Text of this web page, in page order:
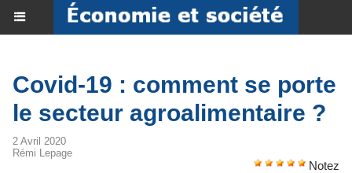
Covid-19 : comment se porte
le secteur agroalimentaire ?
2 Avril 2020
Rémi Lepage
Notez